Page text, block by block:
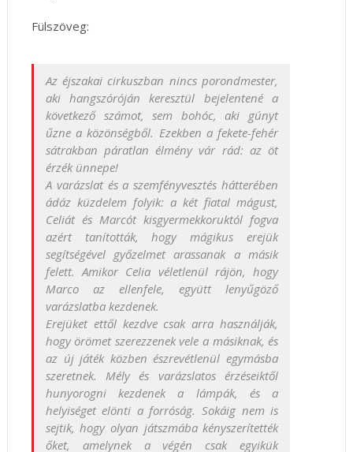
Fülszöveg:
Az ​éjszakai cirkuszban nincs porondmester,
aki hangszóróján keresztül bejelentené a
következő számot, sem bohóc, aki gúnyt
űzne a közönségből. Ezekben a fekete-fehér
sátrakban páratlan élmény vár rád: az öt
érzék ünnepe!
A varázslat és a szemfényvesztés hátterében
ádáz küzdelem folyik: a két fiatal mágust,
Celiát és Marcót kisgyermekkoruktól fogva
azért tanították, hogy mágikus erejük
segítségével győzelmet arassanak a másik
felett. Amikor Celia véletlenül rájön, hogy
Marco az ellenfele, együtt lenyűgöző
varázslatba kezdenek.
Erejüket ettől kezdve csak arra használják,
hogy örömet szerezzenek vele a másiknak, és
az új játék közben észrevétlenül egymásba
szeretnek. Mély és varázslatos érzéseiktől
hunyorogni kezdenek a lámpák, és a
helyiséget elönti a forróság. Sokáig nem is
sejtik, hogy olyan játszmába kényszerítették
őket, amelynek a végén csak egyikük